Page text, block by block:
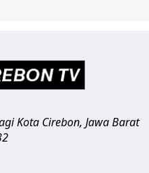
Kota Cirebon, Jawa Barat